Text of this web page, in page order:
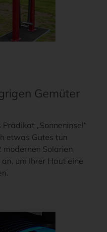
Gemüter
„Sonneninsel“
etwas Gutes tun
modernen Solarien
um Ihrer Haut eine